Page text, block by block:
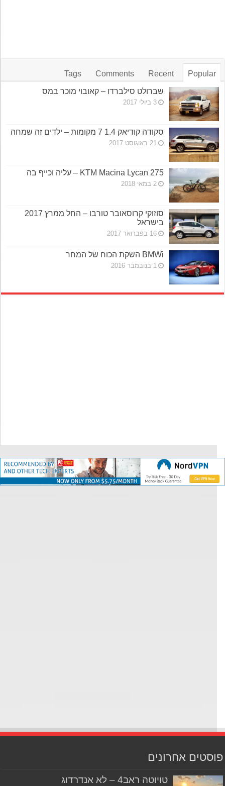
Popular
Recent
Comments
Tags
שברולט סילברדו – קאובוי מוכר במס
3 ביולי 2017
סקודה קודיאק 1.4 7 מקומות – ילדים זה שמחה
21 באוגוסט 2017
KTM Macina Lycan 275 – עליה וכייף בה
2 במאי 2018
סוזוקי קרוסאובר טורבו – החל ממרץ 2017
בישראל
16 בפברואר 2017
BMWi השקת הכוח של המחר
1 בנובמבר 2016
אחרונים
טויוטה ראב4 – לא אנדרדוג